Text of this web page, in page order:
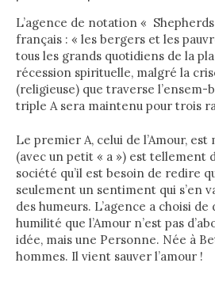
L’agence de notation «
français : « les bergers et les
tous les grands quotidiens de la
récession spirituelle, malgré la
(religieuse) que traverse l’ensem-
triple A sera maintenu pour trois
Le premier A, celui de l’Amour, est
(avec un petit « a ») est tellement
société qu’il est besoin de redire
seulement un sentiment qui s’en
des humeurs. L’agence a choisi
humilité que l’Amour n’est pas
idée, mais une Personne. Née à
hommes. Il vient sauver l’amour !